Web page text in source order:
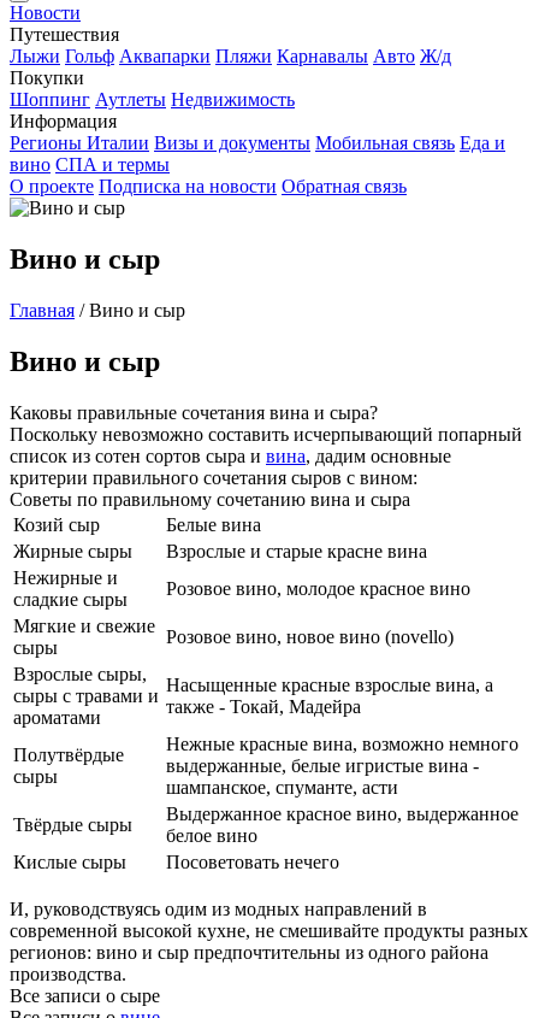
Новости
Путешествия
Лыжи Гольф Аквапарки Пляжи Карнавалы Авто Ж/д
Покупки
Шоппинг Аутлеты Недвижимость
Информация
Регионы Италии Визы и документы Мобильная связь Еда и
вино СПА и термы
О проекте Подписка на новости Обратная связь
Вино и сыр
Главная / Вино и сыр
Вино и сыр
Каковы правильные сочетания вина и сыра?
Поскольку невозможно составить исчерпывающий попарный
список из сотен сортов сыра и вина, дадим основные
критерии правильного сочетания сыров с вином:
Советы по правильному сочетанию вина и сыра
Козий сыр
Белые вина
Жирные сыры
Взрослые и старые красне вина
Нежирные и
сладкие сыры
Розовое вино, молодое красное вино
Мягкие и свежие
сыры
Розовое вино, новое вино (novello)
Взрослые сыры,
сыры с травами и
ароматами
Насыщенные красные взрослые вина, а
также - Токай, Мадейра
Полутвёрдые
сыры
Нежные красные вина, возможно немного
выдержанные, белые игристые вина -
шампанское, спуманте, асти
Твёрдые сыры
Выдержанное красное вино, выдержанное
белое вино
Кислые сыры
Посоветовать нечего
И, руководствуясь одим из модных направлений в
современной высокой кухне, не смешивайте продукты разных
регионов: вино и сыр предпочтительны из одного района
производства.
Все записи о сыре